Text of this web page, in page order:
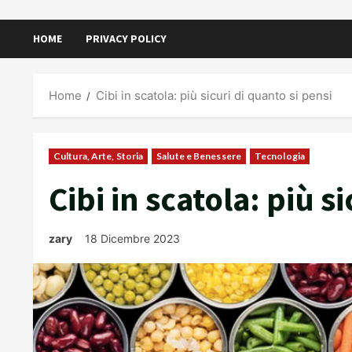
HOME PRIVACY POLICY
Home Cibi in scatola: più sicuri di quanto si pensi
Cultura, Arte, Storia Salute e Benessere Tecnologia
Cibi in scatola: più
zary 18 Dicembre 2023